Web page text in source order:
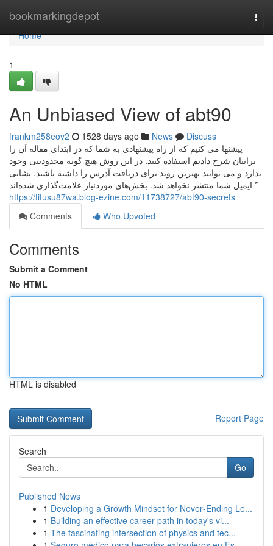
bookmarkingdepot
Home
Home
1
An Unbiased View of abt90
frankm258eov2 1528 days ago News
Discuss
پیشنها می کنیم که از راه پیشنهادی به شما که در ابتدای مقاله آن را
برایتان شرح دادیم استفاده کنید. در این روش هیچ گونه محدودیتی وجود
ندارد و می توانید بهترین روند برای دریافت آدرس را داشته باشید. نشانی
ایمیل شما منتشر نخواهد شد. بخش‌های موردنیاز علامت‌گذاری شده‌اند *
https://titusu87wa.blog-ezine.com/11738727/abt90-secrets
Comments
Who Upvoted
Comments
Submit a Comment
No HTML
HTML is disabled
Report Page
Search
Go
Published News
1 Developing a Growth Mindset for Never‑Ending Le...
1 Building an effective career path in today's vi...
1 The fascinating intersection of physics and tec...